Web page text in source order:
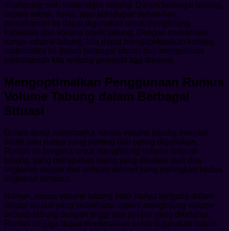
ditampung oleh suatu objek tabung. Dalam berbagai bidang,
seperti teknik, fisika, atau kehidupan sehari-hari,
pemahaman ini dapat digunakan untuk menghitung
kapasitas dan volume objek tabung. Dengan memahami
rumus volume tabung, kita dapat mengaplikasikan konsep
matematika ini dalam berbagai situasi dan memperluas
pemahaman kita tentang geometri tiga dimensi.
Mengoptimalkan Penggunaan Rumus
Volume Tabung dalam Berbagai
Situasi
Dalam dunia matematika, rumus volume tabung menjadi
salah satu rumus yang penting dan sering digunakan.
Rumus ini berguna untuk menghitung volume sebuah
tabung, yang merupakan ruang yang dibatasi oleh dua
lingkaran sejajar dan sebuah selimut yang melingkari kedua
lingkaran tersebut.
Namun, rumus volume tabung tidak hanya berguna dalam
situasi-situasi yang sederhana seperti menghitung volume
sebuah tabung dengan tinggi dan jari-jari yang diketahui.
Rumus ini juga dapat dioptimalkan untuk digunakan dalam